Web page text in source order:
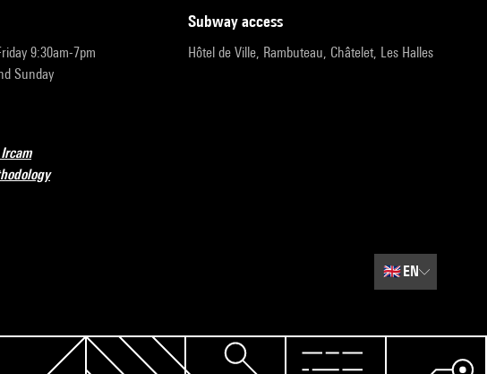
9:30am-7pm
Sunday
subway access
Hôtel de Ville, Rambuteau, Châtelet, Les Halles
🇬🇧EN